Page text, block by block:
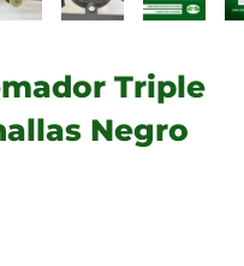
Triple
Negro